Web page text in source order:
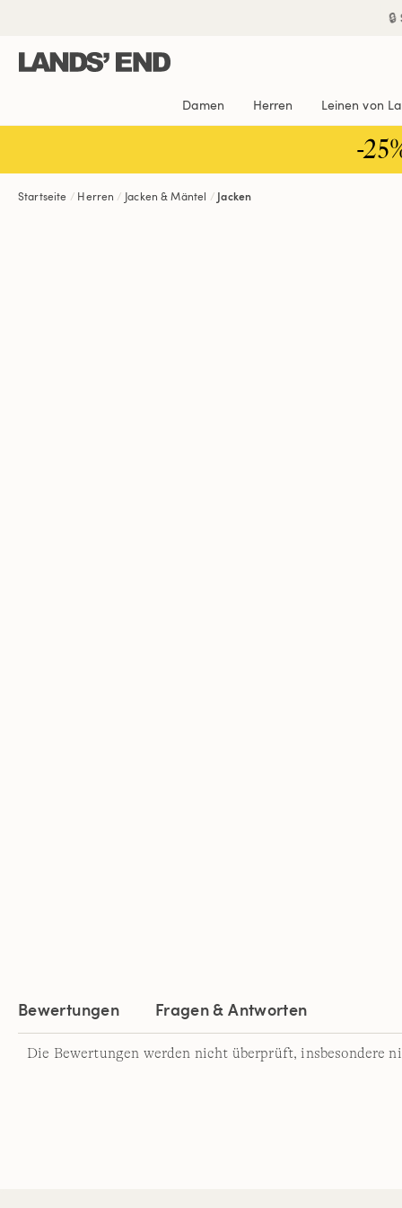
Inhalt
Navigation
Suche
Damen Herren Leinen von
-
Startseite Herren Jacken & Mäntel Jacken
Bewertungen Fragen & Antworten
Die Bewertungen werden nicht überprüft, insbesondere